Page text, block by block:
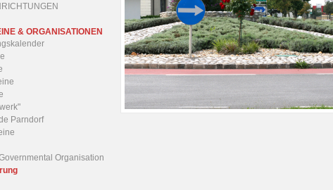
& ORGANISATIONEN
Parndorf
Organisation